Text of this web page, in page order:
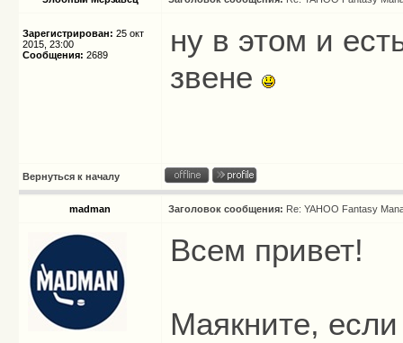
Зарегистрирован: 25 окт
2015, 23:00
Сообщения: 2689
ну в этом и
звене
Вернуться к началу
madman Заголовок сообщения: Re: YAHOO Fantasy
Всем привет!
Маякните,